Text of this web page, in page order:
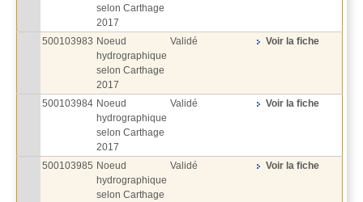
selon Carthage
2017
500103983 Noeud
hydrographique
selon Carthage
2017
Validé Voir la fiche
500103984 Noeud
hydrographique
selon Carthage
2017
Validé Voir la fiche
500103985 Noeud
hydrographique
selon Carthage
Validé Voir la fiche